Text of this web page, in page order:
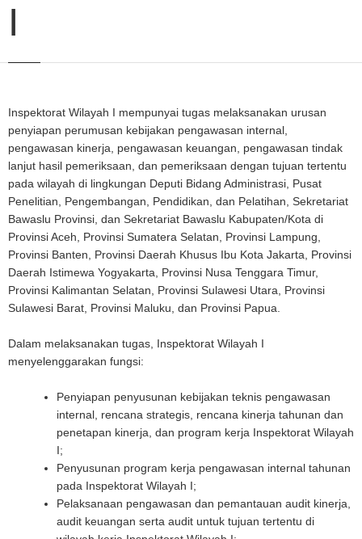
I
Inspektorat Wilayah I mempunyai tugas melaksanakan urusan
penyiapan perumusan kebijakan pengawasan internal,
pengawasan kinerja, pengawasan keuangan, pengawasan tindak
lanjut hasil pemeriksaan, dan pemeriksaan dengan tujuan tertentu
pada wilayah di lingkungan Deputi Bidang Administrasi, Pusat
Penelitian, Pengembangan, Pendidikan, dan Pelatihan, Sekretariat
Bawaslu Provinsi, dan Sekretariat Bawaslu Kabupaten/Kota di
Provinsi Aceh, Provinsi Sumatera Selatan, Provinsi Lampung,
Provinsi Banten, Provinsi Daerah Khusus Ibu Kota Jakarta, Provinsi
Daerah Istimewa Yogyakarta, Provinsi Nusa Tenggara Timur,
Provinsi Kalimantan Selatan, Provinsi Sulawesi Utara, Provinsi
Sulawesi Barat, Provinsi Maluku, dan Provinsi Papua.
Dalam melaksanakan tugas, Inspektorat Wilayah I
menyelenggarakan fungsi:
Penyiapan penyusunan kebijakan teknis pengawasan
internal, rencana strategis, rencana kinerja tahunan dan
penetapan kinerja, dan program kerja Inspektorat Wilayah
I;
Penyusunan program kerja pengawasan internal tahunan
pada Inspektorat Wilayah I;
Pelaksanaan pengawasan dan pemantauan audit kinerja,
audit keuangan serta audit untuk tujuan tertentu di